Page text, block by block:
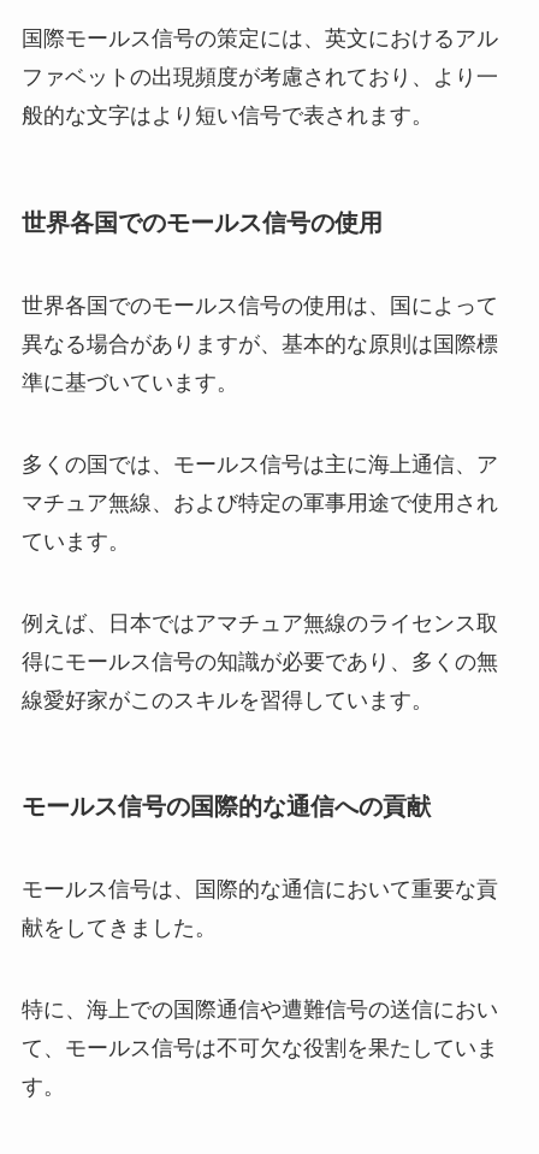
国際モールス信号の策定には、英文におけるアル
ファベットの出現頻度が考慮されており、より一
般的な文字はより短い信号で表されます。
世界各国でのモールス信号の使用
世界各国でのモールス信号の使用は、国によって
異なる場合がありますが、基本的な原則は国際標
準に基づいています。
多くの国では、モールス信号は主に海上通信、ア
マチュア無線、および特定の軍事用途で使用され
ています。
例えば、日本ではアマチュア無線のライセンス取
得にモールス信号の知識が必要であり、多くの無
線愛好家がこのスキルを習得しています。
モールス信号の国際的な通信への貢献
モールス信号は、国際的な通信において重要な貢
献をしてきました。
特に、海上での国際通信や遭難信号の送信におい
て、モールス信号は不可欠な役割を果たしていま
す。